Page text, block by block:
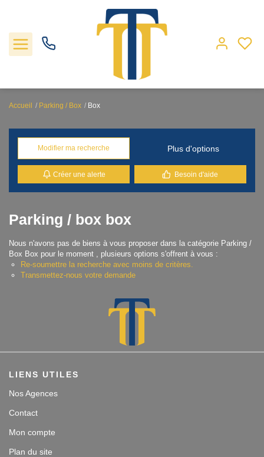
Locations
Gestion
Nos agences
Estimation
Contact
Accueil Parking / Box Box
Modifier ma recherche Plus d'options
Créer une alerte Besoin d'aide
Parking / box box
Nous n'avons pas de biens à vous proposer dans la catégorie Parking /
Box Box pour le moment , plusieurs options s'offrent à vous :
Re-soumettre la recherche avec moins de critères.
Transmettez-nous votre demande
LIENS UTILES
Nos Agences
Contact
Mon compte
Plan du site